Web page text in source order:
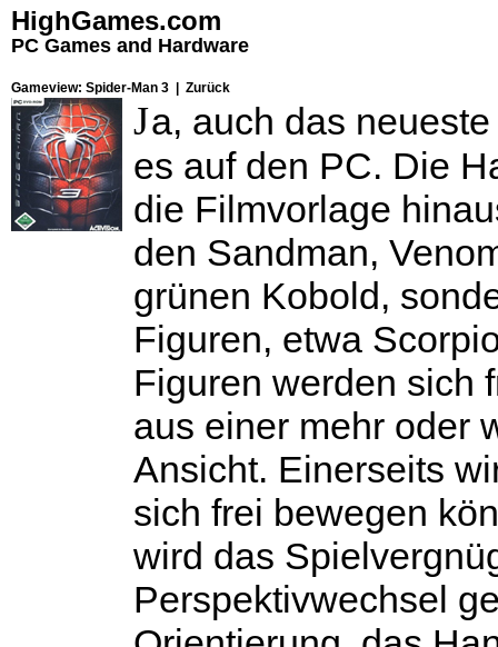
HighGames.com
PC Games and Hardware
Gameview: Spider-Man 3 | Zurück
Ja, auch das
es auf den PC. Die
die Filmvorlage
den Sandman,
grünen Kobold,
Figuren, etwa
Figuren werden sich
aus einer mehr oder
Ansicht. Einerseits
sich frei bewegen
wird das
Perspektivwechsel